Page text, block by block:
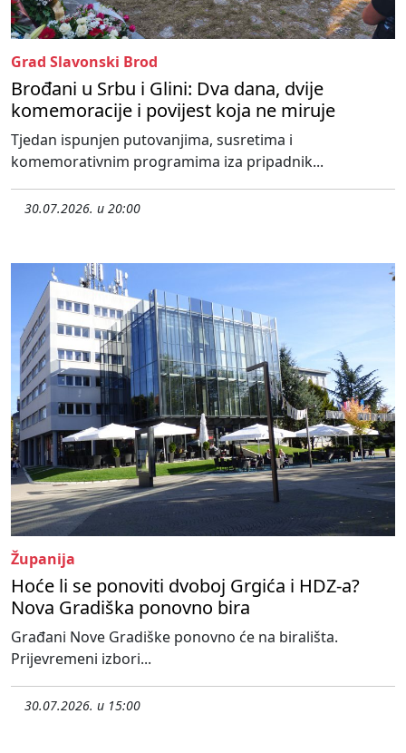
Grad Slavonski Brod
Brođani u Srbu i Glini: Dva dana, dvije
komemoracije i povijest koja ne miruje
Tjedan ispunjen putovanjima, susretima i
komemorativnim programima iza pripadnik...
30.07.2026. u 20:00
Županija
Hoće li se ponoviti dvoboj Grgića i HDZ-a?
Nova Gradiška ponovno bira
Građani Nove Gradiške ponovno će na birališta.
Prijevremeni izbori...
30.07.2026. u 15:00